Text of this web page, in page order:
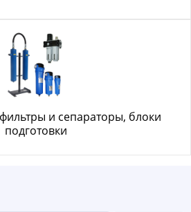
и сепараторы, блоки
подготовки